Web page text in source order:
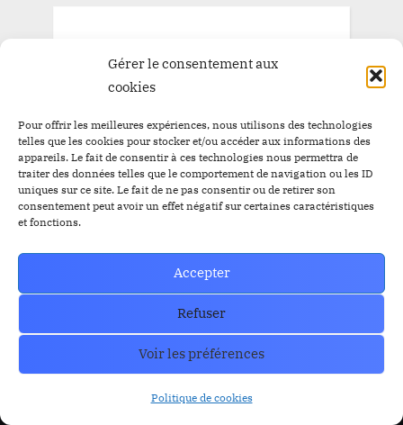
Gérer le consentement aux
cookies
Pour offrir les meilleures expériences, nous utilisons des technologies
telles que les cookies pour stocker et/ou accéder aux informations des
appareils. Le fait de consentir à ces technologies nous permettra de
traiter des données telles que le comportement de navigation ou les ID
uniques sur ce site. Le fait de ne pas consentir ou de retirer son
consentement peut avoir un effet négatif sur certaines caractéristiques
et fonctions.
Accepter
Refuser
Voir les préférences
Politique de cookies
Sans Trader ? Les Nouvelles Options Dévoilées !
Blog
prev
Privacy & policy
Nous Contacter